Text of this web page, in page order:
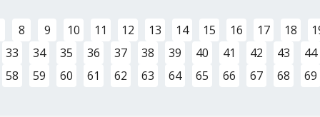
8 9 10 11 12 13 14 15 16 17 18
33
34 35 36 37 38 39 40 41 42 43
44
58
59 60 61 62 63 64 65 66 67 68 69